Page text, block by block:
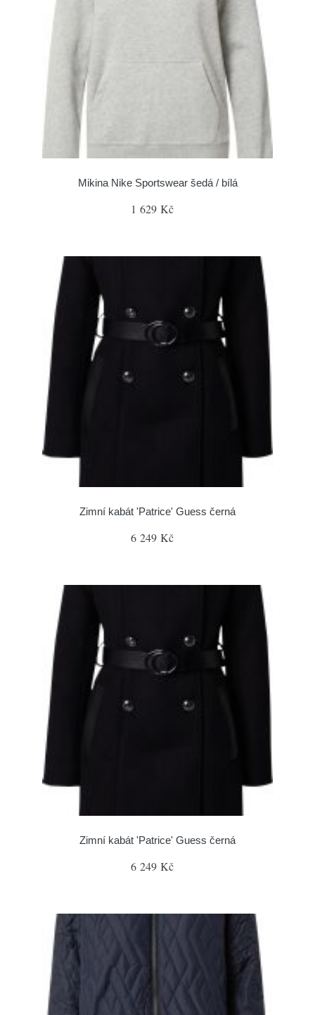
Mikina Nike Sportswear šedá / bílá
1 629 Kč
Zimní kabát 'Patrice' Guess černá
6 249 Kč
Zimní kabát 'Patrice' Guess černá
6 249 Kč